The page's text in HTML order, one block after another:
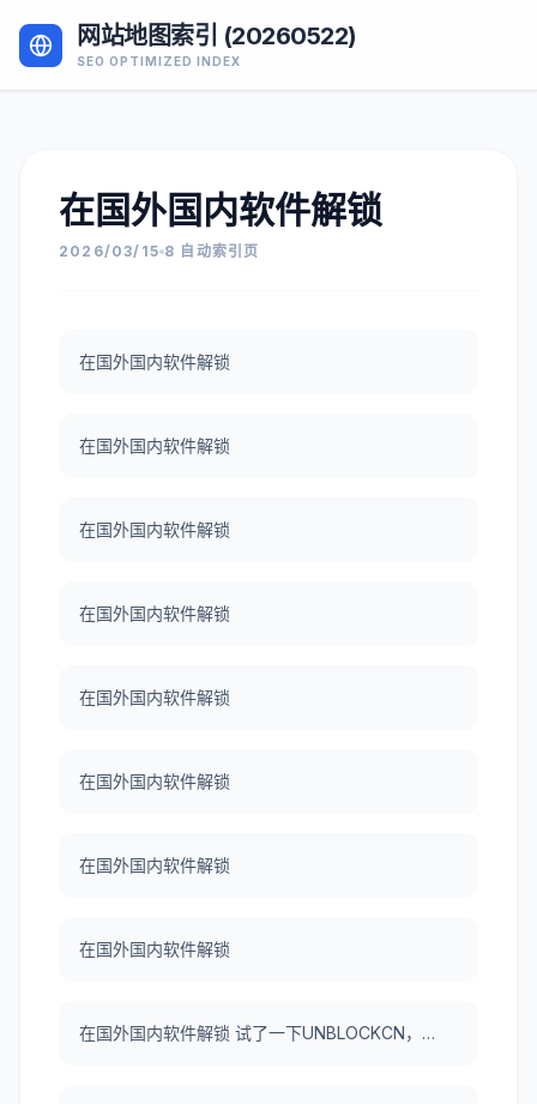
网站地图索引 (20260522)
SEO OPTIMIZED INDEX
在国外国内软件解锁
2026/03/15 8 自动索引页
在国外国内软件解锁
在国外国内软件解锁
在国外国内软件解锁
在国外国内软件解锁
在国外国内软件解锁
在国外国内软件解锁
在国外国内软件解锁
在国外国内软件解锁
在国外国内软件解锁 试了一下UNBLOCKCN，真好用。